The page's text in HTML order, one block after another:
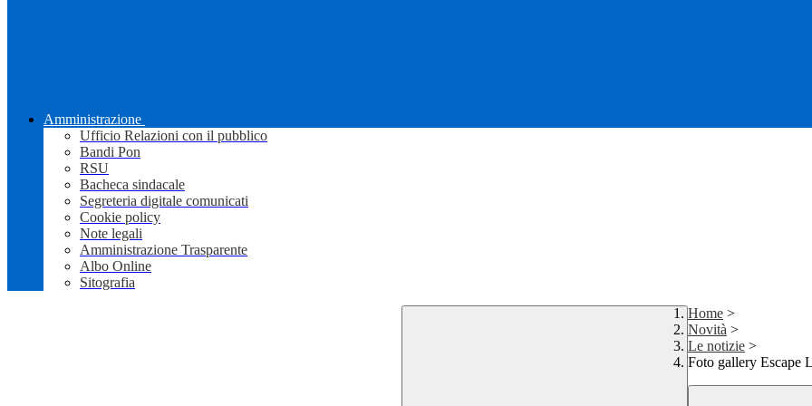
Amministrazione
Ufficio Relazioni con il pubblico
Bandi Pon
RSU
Bacheca sindacale
Segreteria digitale comunicati
Cookie policy
Note legali
Amministrazione Trasparente
Albo Online
Sitografia
Home >
Novità >
Le notizie >
Foto gallery Escape